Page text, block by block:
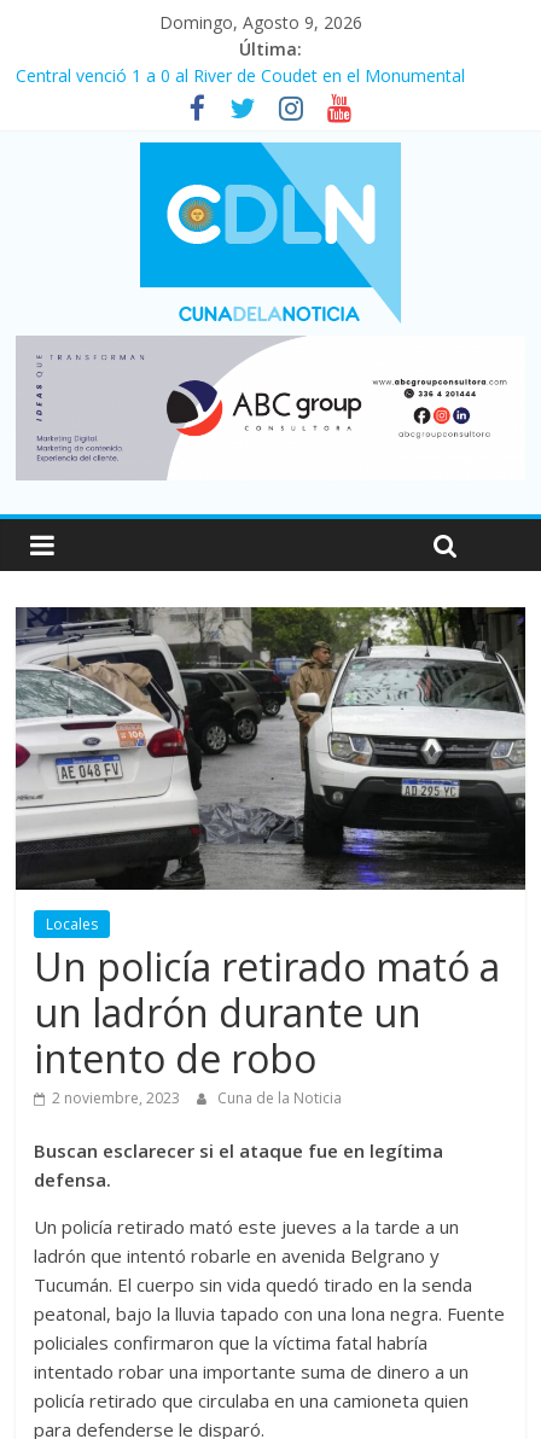
Domingo, Agosto 9, 2026
Última:
Central venció 1 a 0 al River de Coudet en el Monumental
La morosidad alcanzó su nivel más alto en dos décadas y ya
afecta a 400 mil deudores en Santa Fe
Desde que asumió Milei cerraron 41.000 kioscos: el sector
denuncia crisis como en 2001
Vacaciones de invierno con más movimiento y consumo
turístico: 4,6 millones de personas viajaron por el país, un 5,9%
Fuerte caída de la venta de autos usados en julio: bajó un 12,6%
Locales
Un policía retirado mató a
un ladrón durante un
intento de robo
2 noviembre, 2023 Cuna de la Noticia
Buscan esclarecer si el ataque fue en legítima
defensa.
Un policía retirado mató este jueves a la tarde a un
ladrón que intentó robarle en avenida Belgrano y
Tucumán. El cuerpo sin vida quedó tirado en la senda
peatonal, bajo la lluvia tapado con una lona negra. Fuente
policiales confirmaron que la víctima fatal habría
intentado robar una importante suma de dinero a un
policía retirado que circulaba en una camioneta quien
para defenderse le disparó.